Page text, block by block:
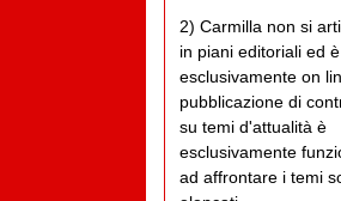
2) Carmilla non si
in piani editoriali ed è
esclusivamente on
pubblicazione di
su temi d'attualità è
esclusivamente
ad affrontare i temi